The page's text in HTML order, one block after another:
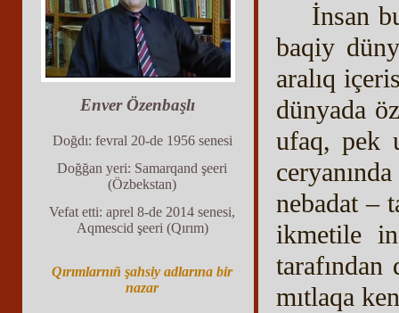
Enver Özenbaşlı
Doğdı: fevral 20-de 1956 senesi
Doğğan yeri: Samarqand şeeri
(Özbekstan)
Vefat etti: aprel 8-de 2014 senesi,
Aqmescid şeeri (Qırım)
Qırımlarnıñ şahsiy adlarına bir
nazar
İnsan
baqiy
aralıq
dünyada
ufaq, pek
nebadat –
ikmetile
tarafından
mıtlaqa